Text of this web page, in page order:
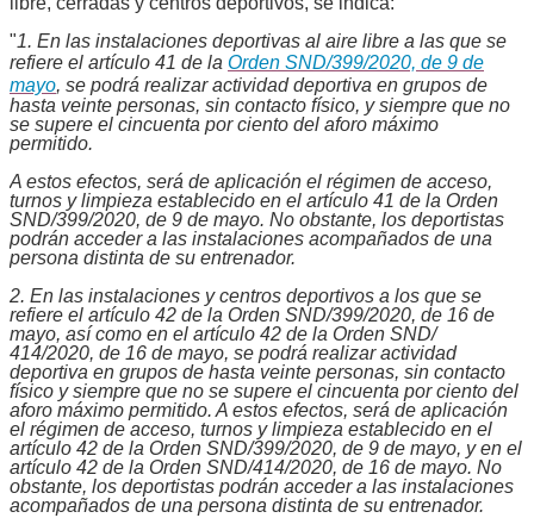
"1. En las instalaciones deportivas al aire libre a las que se
refiere el artículo 41 de la Orden SND/399/2020, de 9 de
mayo, se podrá realizar actividad deportiva en grupos de
hasta veinte personas, sin contacto físico, y siempre que no
se supere el cincuenta por ciento del aforo máximo
permitido.
A estos efectos, será de aplicación el régimen de acceso,
turnos y limpieza establecido en el artículo 41 de la Orden
SND/399/2020, de 9 de mayo. No obstante, los deportistas
podrán acceder a las instalaciones acompañados de una
persona distinta de su entrenador.
2. En las instalaciones y centros deportivos a los que se
refiere el artículo 42 de la Orden SND/399/2020, de 16 de
mayo, así como en el artículo 42 de la Orden SND/
414/2020, de 16 de mayo, se podrá realizar actividad
deportiva en grupos de hasta veinte personas, sin contacto
físico y siempre que no se supere el cincuenta por ciento del
aforo máximo permitido. A estos efectos, será de aplicación
el régimen de acceso, turnos y limpieza establecido en el
artículo 42 de la Orden SND/399/2020, de 9 de mayo, y en el
artículo 42 de la Orden SND/414/2020, de 16 de mayo. No
obstante, los deportistas podrán acceder a las instalaciones
acompañados de una persona distinta de su entrenador.